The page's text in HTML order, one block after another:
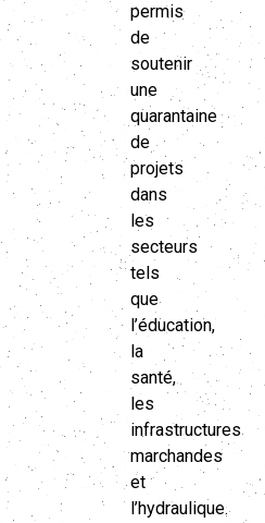
permis
de
soutenir
une
quarantaine
de
projets
dans
les
secteurs
tels
que
l’éducation,
la
santé,
les
infrastructures
marchandes
et
l’hydraulique.